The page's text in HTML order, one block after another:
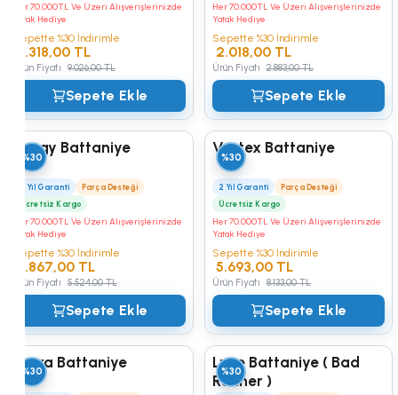
Her 70.000TL Ve Üzeri Alışverişlerinizde
Yatak Hediye
Sepette %30 İndirimle
6.318,00 TL
Ürün Fiyatı 9.026,00 TL
Sepete Ekle
Her 70.000TL Ve Üzeri Alışverişlerinizde
Yatak Hediye
Sepette %30 İndirimle
2.018,00 TL
Ürün Fiyatı 2.883,00 TL
Sepete Ekle
Foggy Battaniye
2 Yıl Garanti
Parça Desteği
Ücretsiz Kargo
Her 70.000TL Ve Üzeri Alışverişlerinizde
Yatak Hediye
%30
Sepette %30 İndirimle
3.867,00 TL
Ürün Fiyatı 5.524,00 TL
Sepete Ekle
Vortex Battaniye
2 Yıl Garanti
Parça Desteği
Ücretsiz Kargo
Her 70.000TL Ve Üzeri Alışverişlerinizde
Yatak Hediye
%30
Sepette %30 İndirimle
5.693,00 TL
Ürün Fiyatı 8.133,00 TL
Sepete Ekle
Evora Battaniye
%30
Luxe Battaniye ( Bad
Runner )
%30